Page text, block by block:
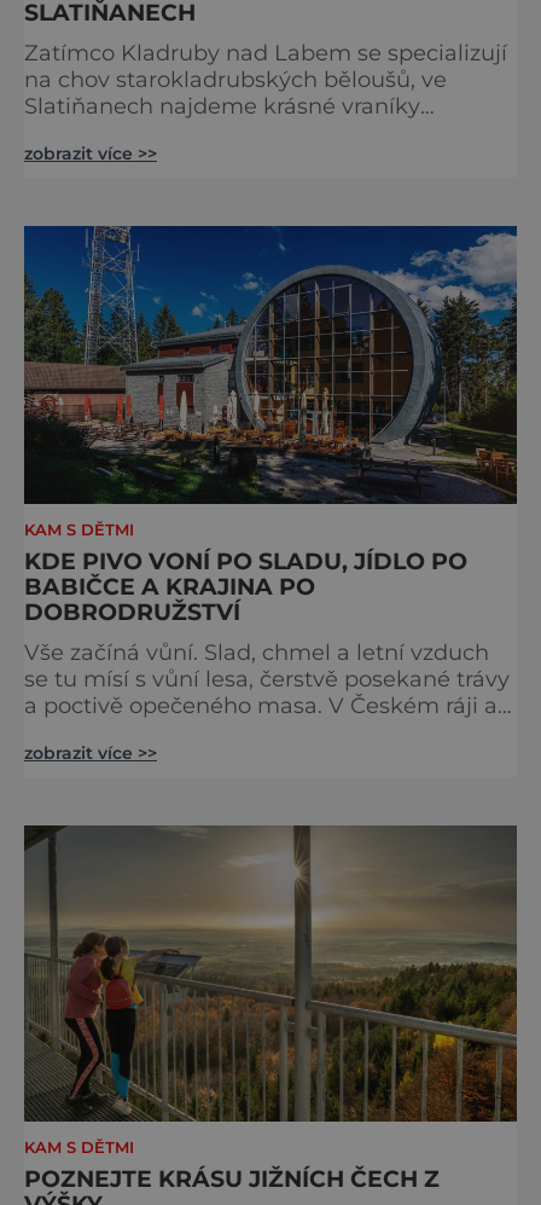
SLATIŇANECH
Zatímco Kladruby nad Labem se specializují
na chov starokladrubských běloušů, ve
Slatiňanech najdeme krásné vraníky
budově zámku se dozvíte více o chovu
některé exponáty připomínají využití koní ve
vojenství, dopravě, honech či dostizích.
[caption id="attachment_74515
zobrazit více >>
KAM S DĚTMI
KDE PIVO VONÍ PO SLADU, JÍDLO PO
BABIČCE A KRAJINA PO
DOBRODRUŽSTVÍ
Vše začíná vůní. Slad, chmel a letní vzduch
se tu mísí s vůní lesa, čerstvě posekané trávy
a poctivě opečeného masa. V Českém ráji a
doušky – a ty tady tečou proudem. Není to
ví, že k dokonalému dni patří nejen výhled,
zobrazit více >>
KAM S DĚTMI
POZNEJTE KRÁSU JIŽNÍCH ČECH Z